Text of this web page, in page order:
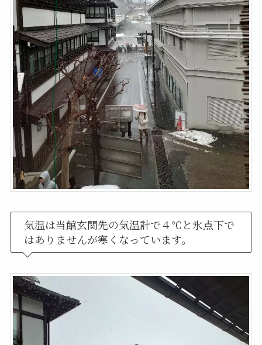
気温は当館玄関先の気温計で４℃と氷点下で
はありませんが寒くなっています。